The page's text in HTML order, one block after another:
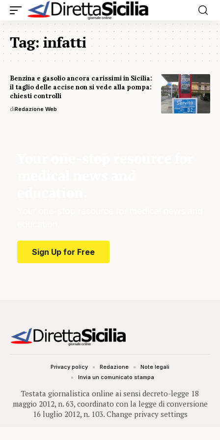
Tag:infatti
Benzina e gasolio ancora carissimi in Sicilia:
il taglio delle accise non si vede alla pompa:
chiesti controlli
diRedazione Web
Sign Up for Free
Testata giornalistica online ai sensi decreto-legge 18
maggio 2012, n. 63, coordinato con la legge di conversione
16 luglio 2012, n. 103. Change privacy settings
Privacy policy Redazione
Note legali
Invia un comunicato stampa